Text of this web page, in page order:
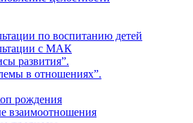
по воспитанию детей
с МАК
развития”.
в отношениях”.
рождения
взаимоотношения